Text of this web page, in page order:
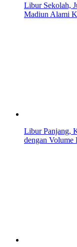
Libur Sekolah,
Madiun Alami
Libur Panjang,
dengan Volume